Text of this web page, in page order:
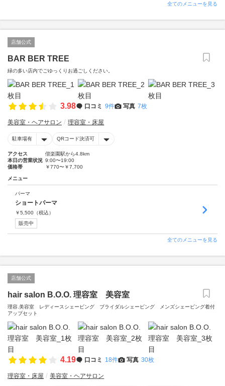
全てのメニューを見る
店舗公式
BAR BER TREE
緑の多い店内でごゆっくりお過ごしください。
3.98 口コミ 9件 写真 7枚
美容室・ヘアサロン 理容室・床屋
駐車場有 QRコード決済可
アクセス
偕楽園駅から4.8km
本日の営業状況 9:00〜19:00
価格帯
￥770〜￥7,700
メニュー
パーマ
ショートパーマ
￥5,500 （税込）
販売中
全てのメニューを見る
店舗公式
hair salon B.O.O. 理容室 美容室
理容.美容室 レディースシェービング ブライダルシェービング メンズシェービング着付
アップセット
4.19 口コミ 18件 写真 30枚
理容室・床屋 美容室・ヘアサロン